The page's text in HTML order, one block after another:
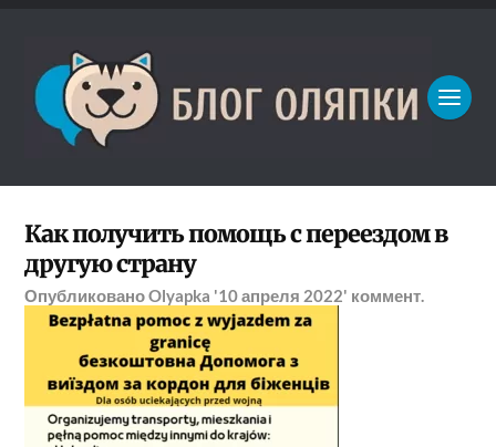
Как получить помощь с переездом в
другую страну
ОпубликованоOlyapka '10 апреля 2022' коммент.